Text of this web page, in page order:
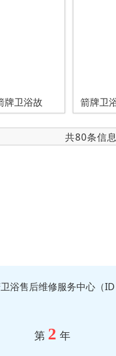
牌卫浴故 箭牌卫
共80条信
售后维修服务中心（ID
第 2 年